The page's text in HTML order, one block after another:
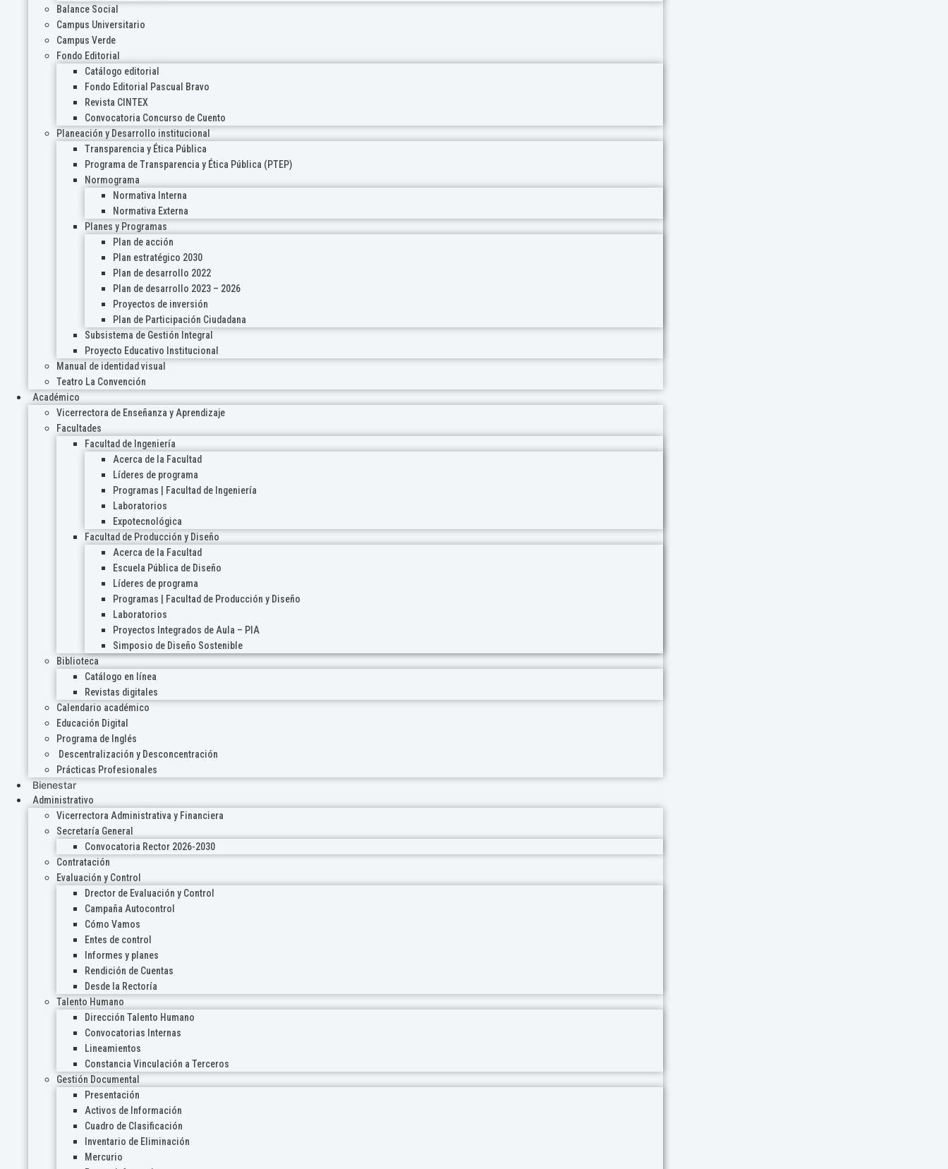
Balance Social
Campus Universitario
Campus Verde
Fondo Editorial
Catálogo editorial
Fondo Editorial Pascual Bravo
Revista CINTEX
Convocatoria Concurso de Cuento
Planeación y Desarrollo institucional
Transparencia y Ética Pública
Programa de Transparencia y Ética Pública (PTEP)
Normograma
Normativa Interna
Normativa Externa
Planes y Programas
Plan de acción
Plan estratégico 2030
Plan de desarrollo 2022
Plan de desarrollo 2023 – 2026
Proyectos de inversión
Plan de Participación Ciudadana
Subsistema de Gestión Integral
Proyecto Educativo Institucional
Manual de identidad visual
Teatro La Convención
Académico
Vicerrectora de Enseñanza y Aprendizaje
Facultades
Facultad de Ingeniería
Acerca de la Facultad
Líderes de programa
Programas | Facultad de Ingeniería
Laboratorios
Expotecnológica
Facultad de Producción y Diseño
Acerca de la Facultad
Escuela Pública de Diseño
Líderes de programa
Programas | Facultad de Producción y Diseño
Laboratorios
Proyectos Integrados de Aula – PIA
Simposio de Diseño Sostenible
Biblioteca
Catálogo en línea
Revistas digitales
Calendario académico
Educación Digital
Programa de Inglés
Descentralización y Desconcentración
Prácticas Profesionales
Bienestar
Administrativo
Vicerrectora Administrativa y Financiera
Secretaría General
Convocatoria Rector 2026-2030
Contratación
Evaluación y Control
Drector de Evaluación y Control
Campaña Autocontrol
Cómo Vamos
Entes de control
Informes y planes
Rendición de Cuentas
Desde la Rectoría
Talento Humano
Dirección Talento Humano
Convocatorias Internas
Lineamientos
Constancia Vinculación a Terceros
Gestión Documental
Presentación
Activos de Información
Cuadro de Clasificación
Inventario de Eliminación
Mercurio